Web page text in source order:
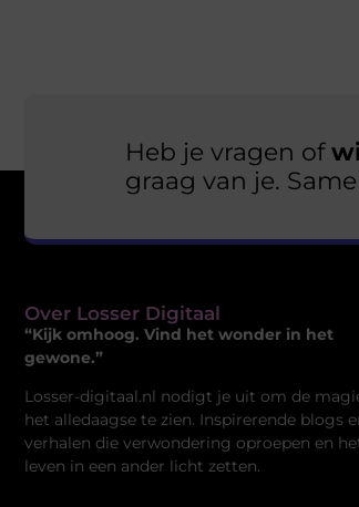
Heb je vragen of
graag van je.
Over Losser Digitaal
“Kijk omhoog. Vind het wonder in het
gewone.”
Losser-digitaal.nl nodigt je uit om de
het alledaagse te zien. Inspirerende blogs
verhalen die verwondering oproepen en
leven in een ander licht zetten.